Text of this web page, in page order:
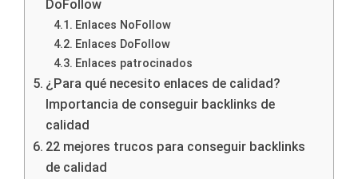
DoFollow
Enlaces NoFollow
Enlaces DoFollow
Enlaces patrocinados
¿Para qué necesito enlaces de calidad?
Importancia de conseguir backlinks de
calidad
22 mejores trucos para conseguir backlinks
de calidad